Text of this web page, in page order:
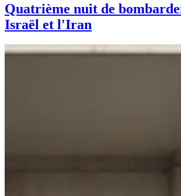
Quatrième nuit de
Israël et l'Iran